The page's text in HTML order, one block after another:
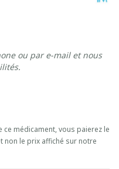
médicament, vous paierez le
non le prix affiché sur notre
ou par e-mail et nous